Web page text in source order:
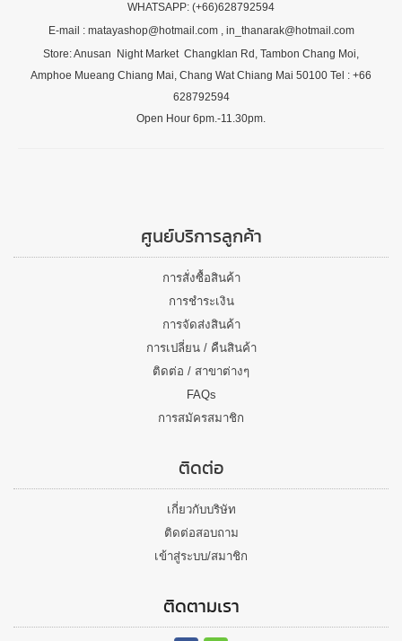
WHATSAPP: (+66)628792594
E-mail : matayashop@hotmail.com , in_thanarak@hotmail.com
Store: Anusan Night Market Changklan Rd, Tambon Chang Moi,
Amphoe Mueang Chiang Mai, Chang Wat Chiang Mai 50100 Tel : +66
628792594
Open Hour 6pm.-11.30pm.
ศูนย์บริการลูกค้า
การสั่งซื้อสินค้า
การชำระเงิน
การจัดส่งสินค้า
การเปลี่ยน / คืนสินค้า
ติดต่อ / สาขาต่างๆ
FAQs
การสมัครสมาชิก
ติดต่อ
เกี่ยวกับบริษัท
ติดต่อสอบถาม
เข้าสู่ระบบ/สมาชิก
ติดตามเรา